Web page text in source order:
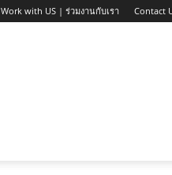
Work with US | ร่วมงานกับเรา Contact